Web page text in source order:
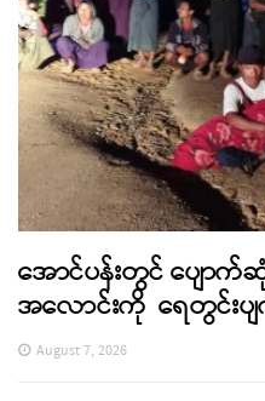
အောင်ပန်းတွင် ပျော
အလောင်းကို ရေတွင်းပ
August 7, 2026